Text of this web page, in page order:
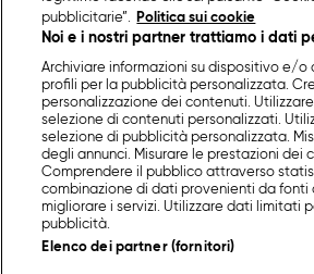
pubblicitarie”.
Politica sui cookie
Noi e i nostri partner trattiamo i dati
Archiviare informazioni su dispositivo e/o
profili per la pubblicità personalizzata.
personalizzazione dei contenuti.
selezione di contenuti personalizzati.
selezione di pubblicità personalizzata.
degli annunci. Misurare le prestazioni dei
Comprendere il pubblico attraverso
combinazione di dati provenienti da fonti
migliorare i servizi. Utilizzare dati limitati
pubblicità.
Elenco dei partner (fornitori)